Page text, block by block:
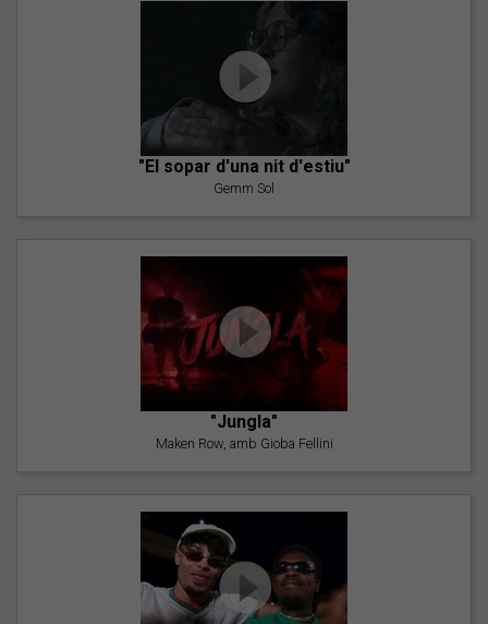
"El sopar d'una nit d'estiu"
Gemm Sol
"Jungla"
Maken Row, amb Gioba Fellini